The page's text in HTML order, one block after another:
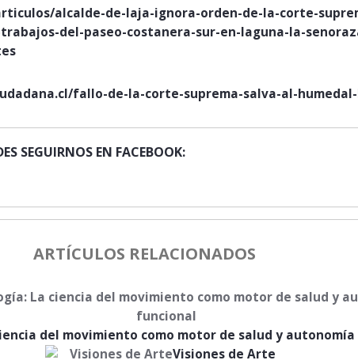
alcalde-de-laja-ignora-orden-de-la-corte-
del-paseo-costanera-sur-en-laguna-la-
fallo-de-la-corte-suprema-salva-al-
SEGUIRNOS EN FACEBOOK:
ARTÍCULOS RELACIONADOS
del movimiento como motor de salud y
Visiones de Arte